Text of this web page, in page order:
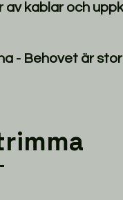
kablar och
- Behovet är